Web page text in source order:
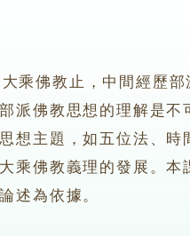
佛教止，中間經歷部
派佛教思想的理解是
想主題，如五位法、
乘佛教義理的發展。
述為依據。